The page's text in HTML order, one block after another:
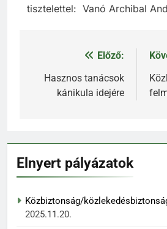
tisztelettel: Vanó Archibal
Bejegyzés
navigáció
Előző:
Hasznos tanácsok
kánikula idejére
Elnyert pályázatok
Közbiztonság/
2025.11.20.